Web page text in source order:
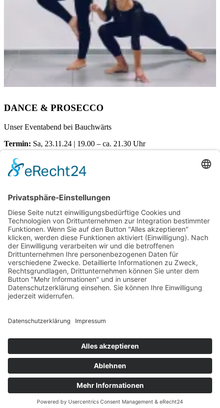
DANCE & PROSECCO
Unser Eventabend bei Bauchwärts
Termin: Sa, 23.11.24 | 19.00 – ca. 21.30 Uhr
Ort:
Kosten pro Teilnehmerin:
25,00
Verfügbare Plätze:
Nicht vorrätig
Startseite
Impressum
Datenschutzerklärung
Barrierefreiheitserklärung
Vertrag widerrufen
AGB
Zahlung & Versand
Startseite
Datenschutzerklärung
Barrierefreiheitserklärung
Vertrag widerrufen
Zahlung & Versand
Bauchwärts Paderborn|hello@bauchwaerts-paderborn.de